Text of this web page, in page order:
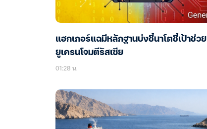
แฮกเกอร์แฉมีหลักฐานบ่งชี้นาโตชี้เป้าช่วย
ยูเครนโจมตีรัสเซีย
01:28 น.